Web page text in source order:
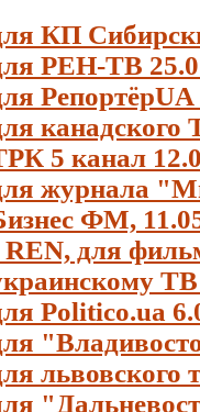
КП
РЕН-ТВ
РепортёрUA
канадского
5 канал
журнала
ФМ,
REN, для
ТВ
Politico.ua
львовского